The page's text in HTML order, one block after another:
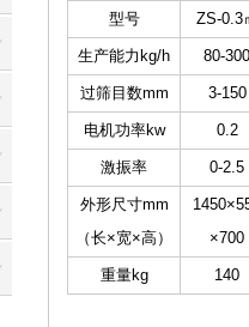
型号
ZS-0.3
生产能力kg/h 80-300
过筛目数mm 3-150
电机功率kw 0.2
激振率 0-2.5
外形尺寸mm
（长×宽×高）
×700
重量kg 140